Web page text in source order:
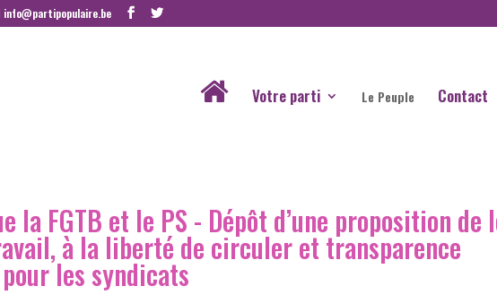
info@partipopulaire.be
Votre parti Le Peuple Contact
la FGTB et le PS - Dépôt d’une proposition de
à la liberté de circuler et transparence
les syndicats